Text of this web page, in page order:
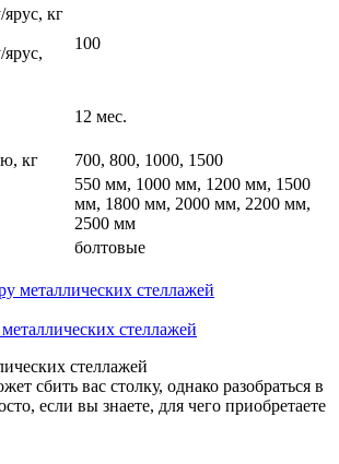
кг
100
12 мес.
кг 700, 800, 1000, 1500
550 мм, 1000 мм, 1200 мм, 1500
мм, 1800 мм, 2000 мм, 2200 мм,
2500 мм
болтовые
стеллажей
стеллажей
сбить вас столку, однако разобраться в
если вы знаете, для чего приобретаете